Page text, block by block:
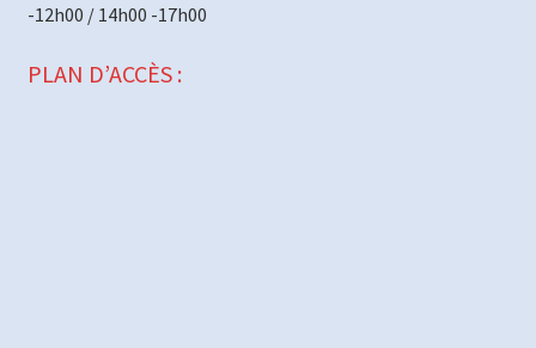
-12h00 / 14h00 -17h00
PLAN D’ACCÈS :